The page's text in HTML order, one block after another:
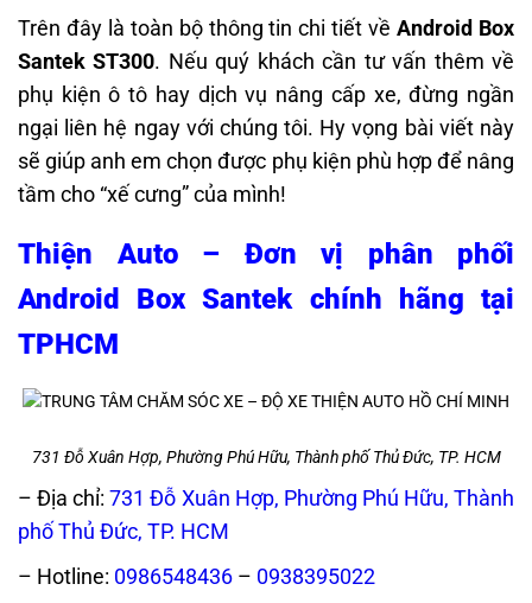
Trên đây là toàn bộ thông tin chi tiết vềAndroid Box
Santek ST300. Nếu quý khách cần tư vấn thêm về
phụ kiện ô tô hay dịch vụ nâng cấp xe, đừng ngần
ngại liên hệ ngay với chúng tôi. Hy vọng bài viết này
sẽ giúp anh em chọn được phụ kiện phù hợp để nâng
tầm cho “xế cưng” của mình!
Thiện Auto – Đơn vị phân phối
Android Box Santek chính hãng tại
TPHCM
731 Đỗ Xuân Hợp, Phường Phú Hữu, Thành phố Thủ Đức, TP. HCM
– Địa chỉ:731 Đỗ Xuân Hợp, Phường Phú Hữu, Thành
phố Thủ Đức, TP. HCM
– Hotline: 0986548436 – 0938395022